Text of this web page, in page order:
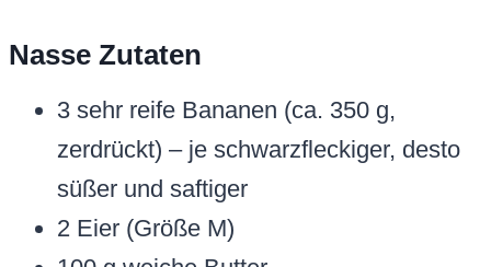
Nasse Zutaten
3 sehr reife Bananen (ca. 350 g,
zerdrückt) – je schwarzfleckiger, desto
süßer und saftiger
2 Eier (Größe M)